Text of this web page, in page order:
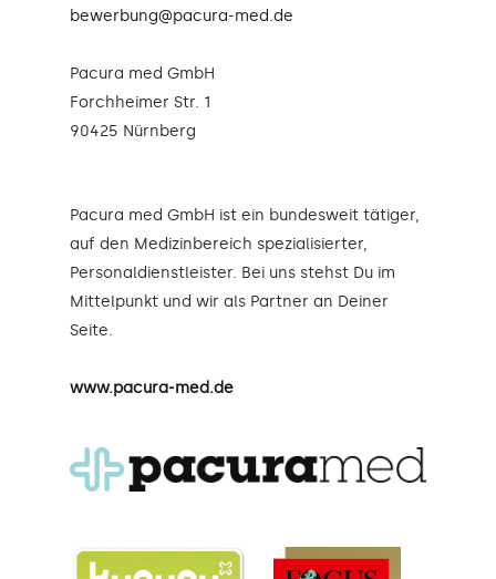
bewerbung@pacura-med.de
Pacura med GmbH
Forchheimer Str. 1
90425 Nürnberg
Pacura med GmbH ist ein bundesweit tätiger,
auf den Medizinbereich spezialisierter,
Personaldienstleister. Bei uns stehst Du im
Mittelpunkt und wir als Partner an Deiner
Seite.
www.pacura-med.de